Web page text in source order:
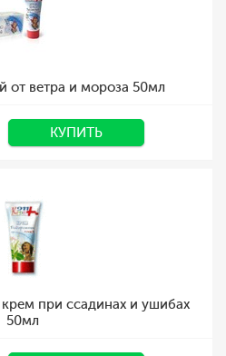
от ветра и мороза 50мл
КУПИТЬ
при ссадинах и ушибах
50мл